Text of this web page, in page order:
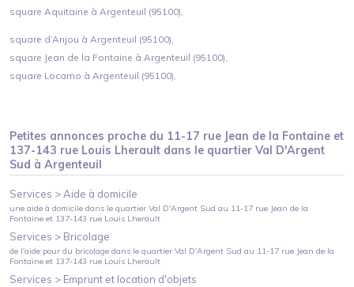
square Aquitaine à Argenteuil (95100),
square d’Anjou à Argenteuil (95100),
square Jean de la Fontaine à Argenteuil (95100),
square Locarno à Argenteuil (95100),
Petites annonces proche du 11-17 rue Jean de la Fontaine et
137-143 rue Louis Lherault dans le quartier Val D'Argent
Sud àArgenteuil
Services > Aide à domicile
une aide à domicile dans le quartierVal D'Argent Sud au 11-17 rue Jean de la
Fontaine et 137-143 rue Louis Lherault
Services > Bricolage
de l'aide pour du bricolage dans le quartierVal D'Argent Sud au 11-17 rue Jean de la
Fontaine et 137-143 rue Louis Lherault
Services > Emprunt et location d'objets